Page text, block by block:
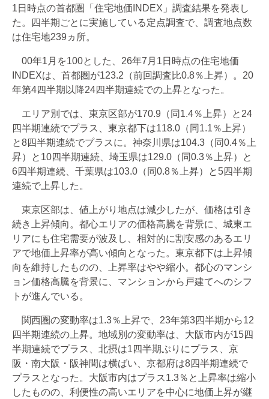
1日時点の首都圏「住宅地価INDEX」調査結果を発表し
た。四半期ごとに実施している定点調査で、調査地点数
は住宅地239ヵ所。
00年1月を100とした、26年7月1日時点の住宅地価
INDEXは、首都圏が123.2（前回調査比0.8％上昇）。20
年第4四半期以降24四半期連続での上昇となった。
エリア別では、東京区部が170.9（同1.4％上昇）と24
四半期連続でプラス、東京都下は118.0（同1.1％上昇）
と8四半期連続でプラスに。神奈川県は104.3（同0.4％上
昇）と10四半期連続、埼玉県は129.0（同0.3％上昇）と
6四半期連続、千葉県は103.0（同0.8％上昇）と5四半期
連続で上昇した。
東京区部は、値上がり地点は減少したが、価格は引き
続き上昇傾向。都心エリアの価格高騰を背景に、城東エ
リアにも住宅需要が波及し、相対的に割安感のあるエリ
アで地価上昇率が高い傾向となった。東京都下は上昇傾
向を維持したものの、上昇率はやや縮小。都心のマンシ
ョン価格高騰を背景に、マンションから戸建てへのシフ
トが進んでいる。
関西圏の変動率は1.3％上昇で、23年第3四半期から12
四半期連続の上昇。地域別の変動率は、大阪市内が15四
半期連続でプラス、北摂は1四半期ぶりにプラス、京
阪・南大阪・阪神間は横ばい、京都府は8四半期連続で
プラスとなった。大阪市内はプラス1.3％と上昇率は縮小
したものの、利便性の高いエリアを中心に地価上昇が継